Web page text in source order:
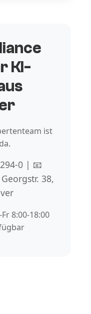
KI-
ist
0 | 📧
38,
8:00-18:00